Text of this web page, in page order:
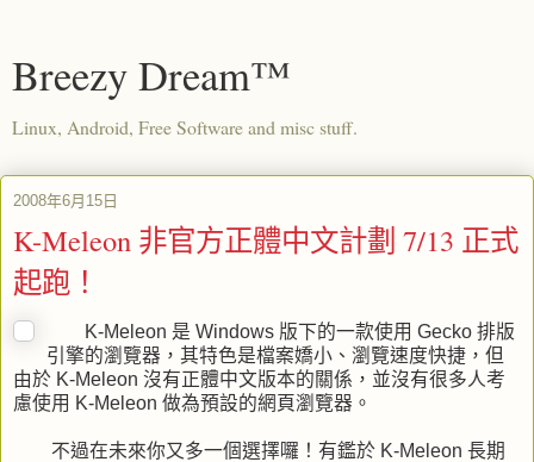
Breezy Dream™
Linux, Android, Free Software and misc stuff.
2008年6月15日
K-Meleon 非官方正體中文計劃 7/13 正式
起跑！
K-Meleon 是 Windows 版下的一款使用 Gecko 排版
引擎的瀏覽器，其特色是檔案嬌小、瀏覽速度快捷，但
由於 K-Meleon 沒有正體中文版本的關係，並沒有很多人考
慮使用 K-Meleon 做為預設的網頁瀏覽器。
不過在未來你又多一個選擇囉！有鑑於 K-Meleon 長期